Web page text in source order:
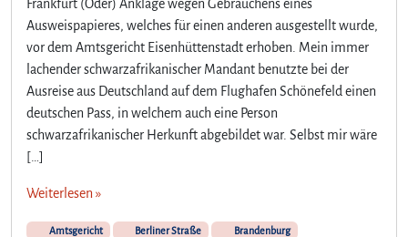
Frankfurt (Oder) Anklage wegen Gebrauchens eines
Ausweispapieres, welches für einen anderen ausgestellt wurde,
vor dem Amtsgericht Eisenhüttenstadt erhoben. Mein immer
lachender schwarzafrikanischer Mandant benutzte bei der
Ausreise aus Deutschland auf dem Flughafen Schönefeld einen
deutschen Pass, in welchem auch eine Person
schwarzafrikanischer Herkunft abgebildet war. Selbst mir wäre
[…]
Weiterlesen »
Amtsgericht Berliner Straße
Brandenburg